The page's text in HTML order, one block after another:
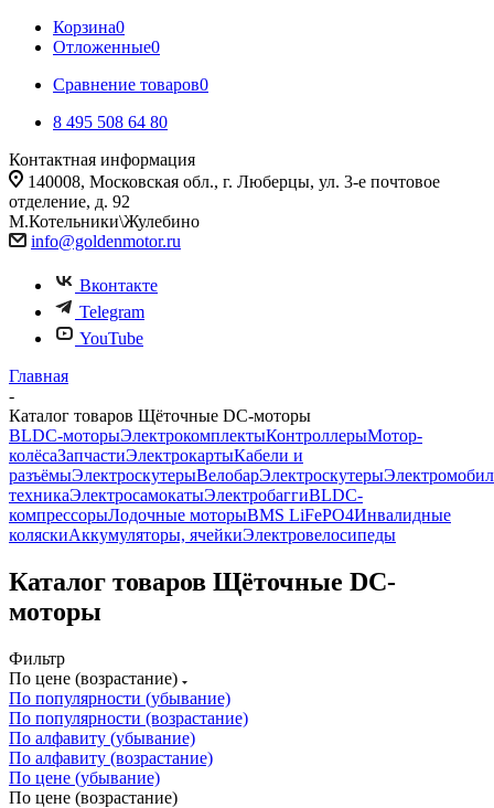
Корзина0
Отложенные0
Сравнение товаров0
8 495 508 64 80
Контактная информация
140008, Московская обл., г. Люберцы, ул. 3-е почтовое
отделение, д. 92
М.Котельники\Жулебино
info@goldenmotor.ru
Вконтакте
Telegram
YouTube
Главная
-
Каталог товаров Щёточные DC-моторы
BLDC-моторыЭлектрокомплектыКонтроллерыМотор-
колёсаЗапчастиЭлектрокартыКабели и
разъёмыЭлектроскутерыВелобарЭлектроскутеры
техникаЭлектросамокатыЭлектробаггиBLDC-
компрессорыЛодочные моторыBMS LiFePO4Инвалидные
коляскиАккумуляторы, ячейкиЭлектровелосипеды
Каталог товаров Щёточные DC-
моторы
Фильтр
По цене (возрастание)
По популярности (убывание)
По популярности (возрастание)
По алфавиту (убывание)
По алфавиту (возрастание)
По цене (убывание)
По цене (возрастание)